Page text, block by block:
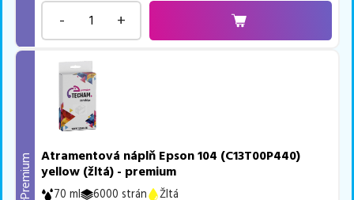
- +
Premium
Atramentová náplň Epson 104 (C13T00P440)
yellow (žltá) - premium
70 ml 6000 strán
Žltá